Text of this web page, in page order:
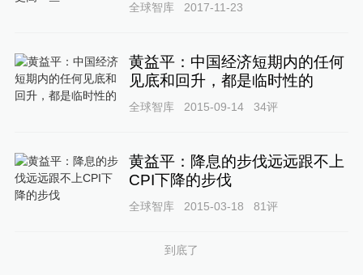
全球智库 2017-11-23
黄益平：中国经济短期内的任何
见底和回升，都是临时性的
全球智库 2015-09-14 34评
黄益平：降息的步伐远远跟不上
CPI下降的步伐
全球智库 2015-03-18 81评
到底了